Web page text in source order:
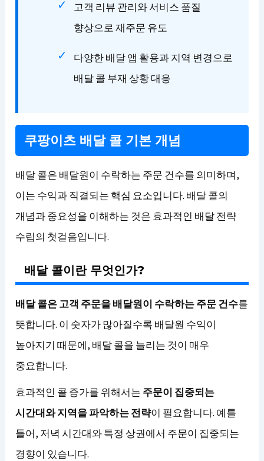
고객 리뷰 관리와 서비스 품질
향상으로 재주문 유도
다양한 배달 앱 활용과 지역 변경으로
배달 콜 부재 상황 대응
쿠팡이츠 배달 콜 기본 개념
배달 콜은 배달원이 수락하는 주문 건수를 의미하며,
이는 수익과 직결되는 핵심 요소입니다. 배달 콜의
개념과 중요성을 이해하는 것은 효과적인 배달 전략
수립의 첫걸음입니다.
배달 콜이란 무엇인가?
배달 콜은 고객 주문을 배달원이 수락하는 주문 건수를
뜻합니다. 이 숫자가 많아질수록 배달원 수익이
높아지기 때문에, 배달 콜을 늘리는 것이 매우
중요합니다.
효과적인 콜 증가를 위해서는 주문이 집중되는
시간대와 지역을 파악하는 전략이 필요합니다. 예를
들어, 저녁 시간대와 특정 상권에서 주문이 집중되는
경향이 있습니다.